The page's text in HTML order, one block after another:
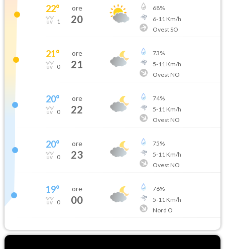
22°
1
ore
20
68%
6-11 Km/h
Ovest SO
21°
0
ore
21
73%
5-11 Km/h
Ovest NO
20°
0
ore
22
74%
5-11 Km/h
Ovest NO
20°
0
ore
23
75%
5-11 Km/h
Ovest NO
19°
0
ore
00
76%
5-11 Km/h
Nord O